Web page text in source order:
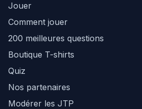
Jouer
Comment jouer
200 meilleures questions
Boutique T-shirts
Quiz
Nos partenaires
Modérer les JTP